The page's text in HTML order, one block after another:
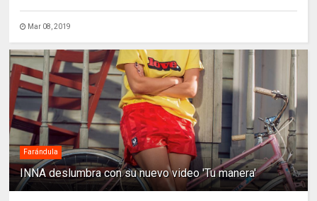
Mar 08, 2019
Farándula
INNA deslumbra con su nuevo video 'Tu manera'